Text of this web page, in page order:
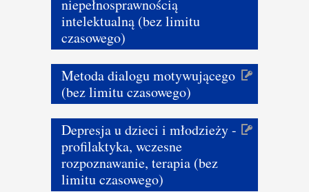
niepełnosprawnością
intelektualną (bez limitu
czasowego)
Metoda dialogu motywującego
(bez limitu czasowego)
Depresja u dzieci i młodzieży -
profilaktyka, wczesne
rozpoznawanie, terapia (bez
limitu czasowego)